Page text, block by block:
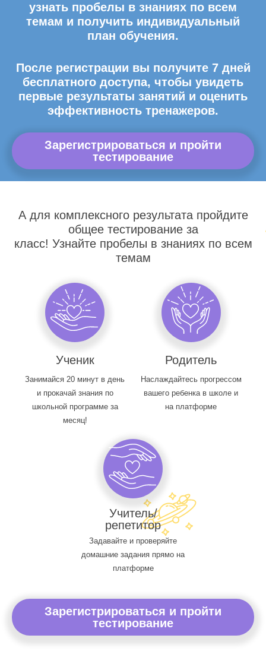
узнать пробелы в знаниях по всем
темам и получить индивидуальный
план обучения.
После регистрации вы получите 7 дней
бесплатного доступа, чтобы увидеть
первые результаты занятий и оценить
эффективность тренажеров.
Зарегистрироваться и пройти
тестирование
А для комплексного результата пройдите
общее тестирование за
класс! Узнайте пробелы в знаниях по всем
темам
Ученик
Занимайся 20 минут в день
и прокачай знания по
школьной программе за
месяц!
Родитель
Наслаждайтесь прогрессом
вашего ребенка в школе и
на платформе
Учитель/
репетитор
Задавайте и проверяйте
домашние задания прямо на
платформе
Зарегистрироваться и пройти
тестирование